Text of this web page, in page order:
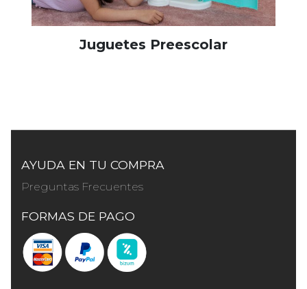
Juguetes Preescolar
AYUDA EN TU COMPRA
Preguntas Frecuentes
FORMAS DE PAGO